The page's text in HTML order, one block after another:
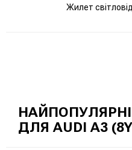
Жилет
ДЛЯ AUDI A3